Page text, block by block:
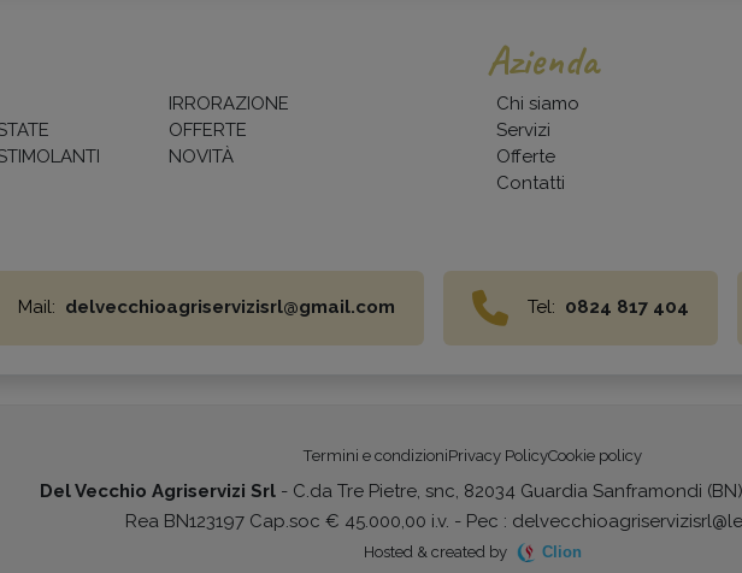
IRRORAZIONE
OFFERTE
NOVITÀ
Azienda
Chi siamo
Servizi
Offerte
Contatti
Mail: delvecchioagriservizisrl@gmail.com Tel: 0824 817 404
Termini e condizioniPrivacy PolicyCookie policy
Del Vecchio Agriservizi Srl - C.da Tre Pietre, snc, 82034 Guardia Sanframondi
Rea BN123197 Cap.soc € 45.000,00 i.v. - Pec :
Hosted & created by Clion